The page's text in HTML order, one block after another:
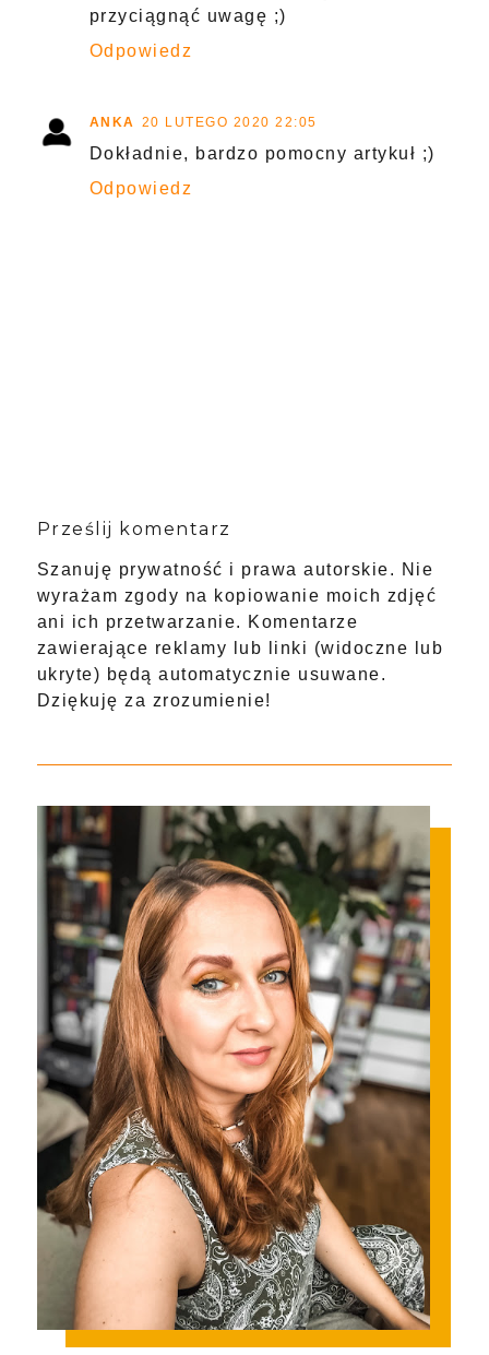
przyciągnąć uwagę ;)
Odpowiedz
ANKA 20 LUTEGO 2020 22:05
Dokładnie, bardzo pomocny artykuł ;)
Odpowiedz
Prześlij komentarz
Szanuję prywatność i prawa autorskie. Nie
wyrażam zgody na kopiowanie moich zdjęć
ani ich przetwarzanie. Komentarze
zawierające reklamy lub linki (widoczne lub
ukryte) będą automatycznie usuwane.
Dziękuję za zrozumienie!